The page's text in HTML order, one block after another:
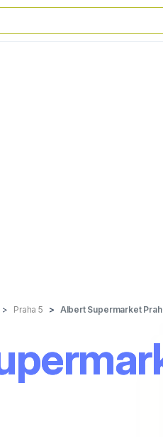
Praha 5 Albert Supermarket